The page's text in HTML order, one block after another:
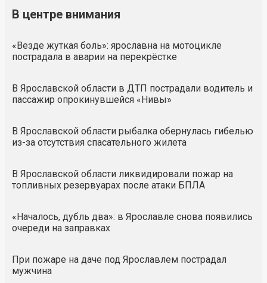
В центре внимания
«Везде жуткая боль»: ярославна на мотоцикле
пострадала в аварии на перекрёстке
В Ярославской области в ДТП пострадали водитель и
пассажир опрокинувшейся «Нивы»
В Ярославской области рыбалка обернулась гибелью
из-за отсутствия спасательного жилета
В Ярославской области ликвидировали пожар на
топливных резервуарах после атаки БПЛА
«Началось, дубль два»: в Ярославле снова появились
очереди на заправках
При пожаре на даче под Ярославлем пострадал
мужчина